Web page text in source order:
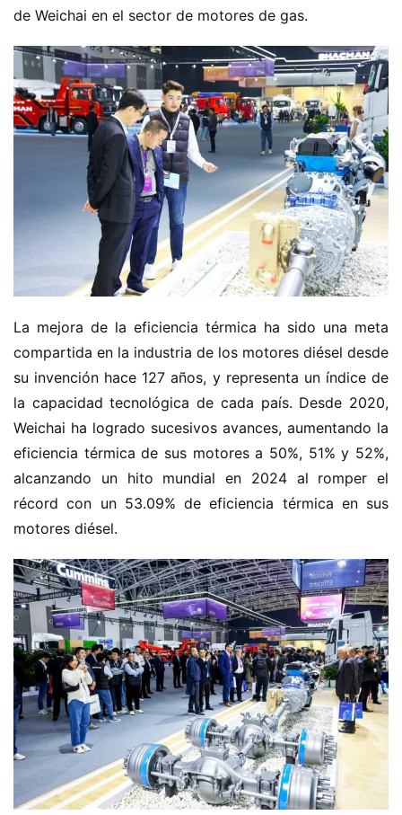
n
C
a
m
v
a
e
r
g
í
a
Sign in Sign up
de Weichai en el sector de motores de gas.
La mejora de la eficiencia térmica ha sido una meta
compartida en la industria de los motores diésel desde
su invención hace 127 años, y representa un índice de
la capacidad tecnológica de cada país. Desde 2020,
Weichai ha logrado sucesivos avances, aumentando la
eficiencia térmica de sus motores a 50%, 51% y 52%,
alcanzando un hito mundial en 2024 al romper el
récord con un 53.09% de eficiencia térmica en sus
motores diésel.